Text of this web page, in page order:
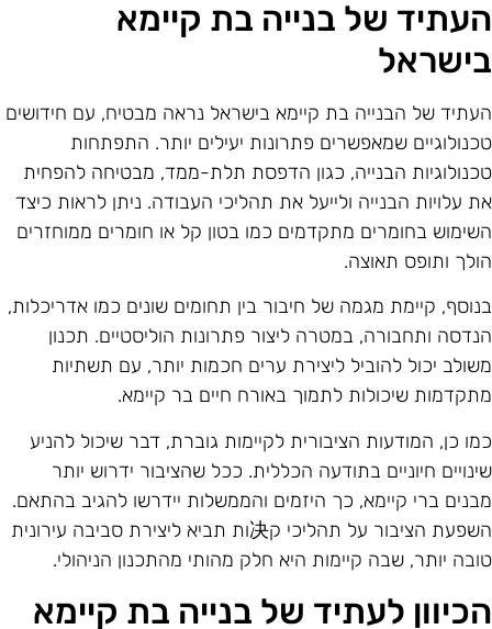
של בנייה בת קיימא
של הבנייה בת קיימא בישראל נראה מבטיח, עם חידושים
שמאפשרים פתרונות יעילים יותר. התפתחות
הבנייה, כגון הדפסת תלת-ממד, מבטיחה להפחית
עלויות הבנייה ולייעל את תהליכי העבודה. ניתן לראות כיצד
בחומרים מתקדמים כמו בטון קל או חומרים ממוחזרים
ותופס תאוצה.
קיימת מגמה של חיבור בין תחומים שונים כמו אדריכלות,
ותחבורה, במטרה ליצור פתרונות הוליסטיים. תכנון
יכול להוביל ליצירת ערים חכמות יותר, עם תשתיות
שיכולות לתמוך באורח חיים בר קיימא.
כן, המודעות הציבורית לקיימות גוברת, דבר שיכול להניע
חיוניים בתודעה הכללית. ככל שהציבור ידרוש יותר
ברי קיימא, כך היזמים והממשלות יידרשו להגיב בהתאם.
השפעת הציבור על תהליכי ק决ות תביא ליצירת סביבה עירונית
יותר, שבה קיימות היא חלק מהותי מהתכנון הניהולי.
לעתיד של בנייה בת קיימא